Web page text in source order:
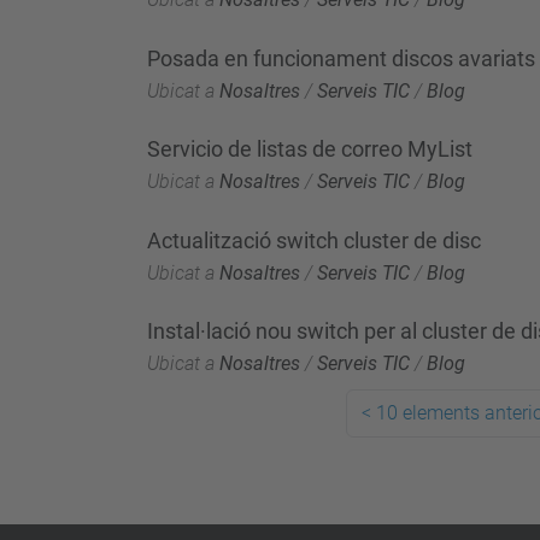
Posada en funcionament discos avariats
Ubicat a Nosaltres /Serveis TIC / Blog
Servicio de listas de correo MyList
Ubicat a Nosaltres /Serveis TIC /Blog
Actualització switch cluster de disc
Ubicat a Nosaltres /Serveis TIC / Blog
Instal·lació nou switch per al cluster de
Ubicat a Nosaltres /Serveis TIC /Blog
< 10 elements